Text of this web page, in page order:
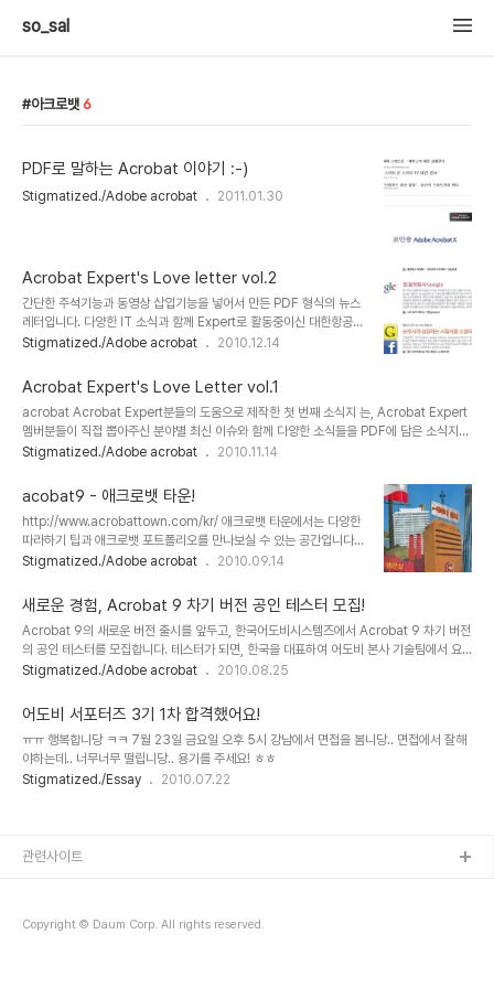
so_sal
아크로뱃 6
PDF로 말하는 Acrobat 이야기 :-)
Stigmatized./Adobe acrobat 2011.01.30
Acrobat Expert's Love letter vol.2
간단한 주석기능과 동영상 삽입기능을 넣어서 만든 PDF 형식의 뉴스
레터입니다. 다양한 IT 소식과 함께 Expert로 활동중이신 대한항공의
박성주 차장님 인터뷰도 실려 있습니다.
Stigmatized./Adobe acrobat 2010.12.14
Acrobat Expert's Love Letter vol.1
acrobat Acrobat Expert분들의 도움으로 제작한 첫 번째 소식지 는, Acrobat Expert
멤버분들이 직접 뽑아주신 분야별 최신 이슈와 함께 다양한 소식들을 PDF에 담은 소식지로
월 1회씩 제작, 발송됩니다. 이번 첫 번째 소식지에는 10월 한달 간 SNS를 뜨겁게 달군 소
의 주석, 영상을 삽입하여 간접적으로 Acrobat에 대한 경험을 하실 수 있도록 구성되어 있
습니다. 파일을 다운받으시려면 아래 그림을 클릭하세요 본 PDF 소식지 안에는 Acrobat
의 몇 가지 기능이 숨어 있습니다. 1. 링크 기능 (Tools -> Advance Editing -> Link
Tool) 기사 제목이나..
Stigmatized./Adobe acrobat 2010.11.14
acobat9 - 애크로뱃 타운!
http://www.acrobattown.com/kr/ 애크로뱃 타운에서는 다양한
따라하기 팁과 애크로뱃 포트폴리오를 만나보실 수 있는 공간입니다.
실제 애크로뱃 타운에서는 PDF 변환, 양식변환 등을 실제로 경험에
얼을 쉽게 다운로드 할 수 있습니다. 각 메뉴를 둘러볼까요? [생산성]
각 문마다 유용한 컨텐츠가 자리잡고 있습니다. 정보를 알리고 설득하
기, 모든 사람과 혐업하기, 산단한 서식 만들기 등등 PDF를 이용하여
편리하게 사용할 수 있는 다양한 정보들을 제공하고 있네요!. PDF, 포
트폴리오 갤러리를 가볼까요? 정말 다양한 템플릿들이 보입니다. 각각
도 최고의 프리..
Stigmatized./Adobe acrobat 2010.09.14
새로운 경험, Acrobat 9 차기 버전 공인 테스터 모집!
Acrobat 9의 새로운 버전 출시를 앞두고, 한국어도비시스템즈에서 Acrobat 9 차기 버전
의 공인 테스터를 모집합니다. 테스터가 되면, 한국을 대표하여 어도비 본사 기술팀에서 요
청하는 평가 항목에 맞춰 Acrobat 9 차기 버전에 대한 다양한 테스트를 수행하게 됩니다.
다. * 모집 인원 : 5명 * 모집 기간 : ~모집시까지 * 활동 기간 : 활동자에게 별도 공지 * 자격
요건 : Acrobat에 대한 많은 관심과 열정이 있으신 분 * 신청 방법 : 지원서 다운로드 후 작
성하여 adobe@acrobatpdf.com 으로 제출 >> 지원서 다운로드 문의 E-mail :
adobe@acrobatpdf.com Te..
Stigmatized./Adobe acrobat 2010.08.25
어도비 서포터즈 3기 1차 합격했어요!
ㅠㅠ 행복합니당 ㅋㅋ 7월 23일 금요일 오후 5시 강남에서 면접을 봄니당.. 면접에서 잘해
야하는데.. 너무너무 떨립니당.. 용기를 주세요! ㅎㅎ
Stigmatized./Essay
2010.07.22
Copyright © Daum Corp. All rights reserved.
관련사이트